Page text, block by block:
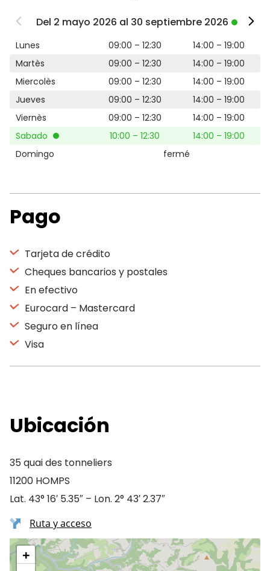
Del 2 mayo 2026 al 30 septiembre 2026
Lunes 09:00 – 12:30
14:00 – 19:00
Martès
09:00 – 12:30
14:00 – 19:00
Miercolès
09:00 – 12:30
14:00 – 19:00
Jueves
09:00 – 12:30
14:00 – 19:00
Viernès
09:00 – 12:30
14:00 – 19:00
Sabado
10:00 – 12:30
14:00 – 19:00
Domingo
fermé
Pago
Tarjeta de crédito
Cheques bancarios y postales
En efectivo
Eurocard – Mastercard
Seguro en línea
Visa
Ubicación
35 quai des tonneliers
11200 HOMPS
Lat. 43° 16′ 5.35″ – Lon. 2° 43′ 2.37″
Ruta y acceso
+